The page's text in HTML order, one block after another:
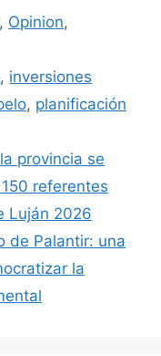
, Opinion,
, inversiones
, planificación
provincia se
referentes
Luján 2026
de Palantir: una
la